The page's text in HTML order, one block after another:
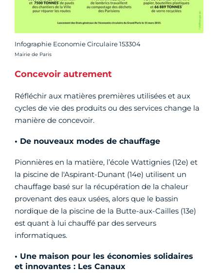
Infographie Economie Circulaire 153304
Crédit photo :
Mairie de Paris
Concevoir autrement
Réfléchir aux matières premières utilisées et aux
cycles de vie des produits ou des services change la
manière de concevoir.
• De nouveaux modes de chauffage
Pionnières en la matière, l’école Wattignies (12e) et
la piscine de l'Aspirant-Dunant (14e) utilisent un
chauffage basé sur la récupération de la chaleur
provenant des eaux usées, alors que le bassin
nordique de la piscine de la Butte-aux-Cailles (13e)
est quant à lui chauffé par des serveurs
informatiques.
• Une maison pour les économies solidaires
et innovantes : Les Canaux